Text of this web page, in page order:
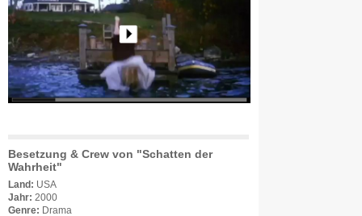
Besetzung & Crew von "Schatten der
Wahrheit"
Land: USA
Jahr: 2000
Genre: Drama